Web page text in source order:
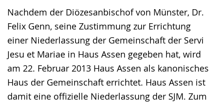
Nachdem der Diözesanbischof von Münster, Dr.
Felix Genn, seine Zustimmung zur Errichtung
einer Niederlassung der Gemeinschaft der Servi
Jesu et Mariae in Haus Assen gegeben hat, wird
am 22. Februar 2013 Haus Assen als kanonisches
Haus der Gemeinschaft errichtet. Haus Assen ist
damit eine offizielle Niederlassung der SJM. Zum